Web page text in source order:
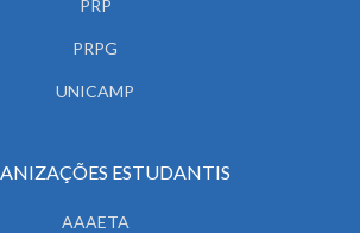
PRP
PRPG
UNICAMP
ESTUDANTIS
AAAETA